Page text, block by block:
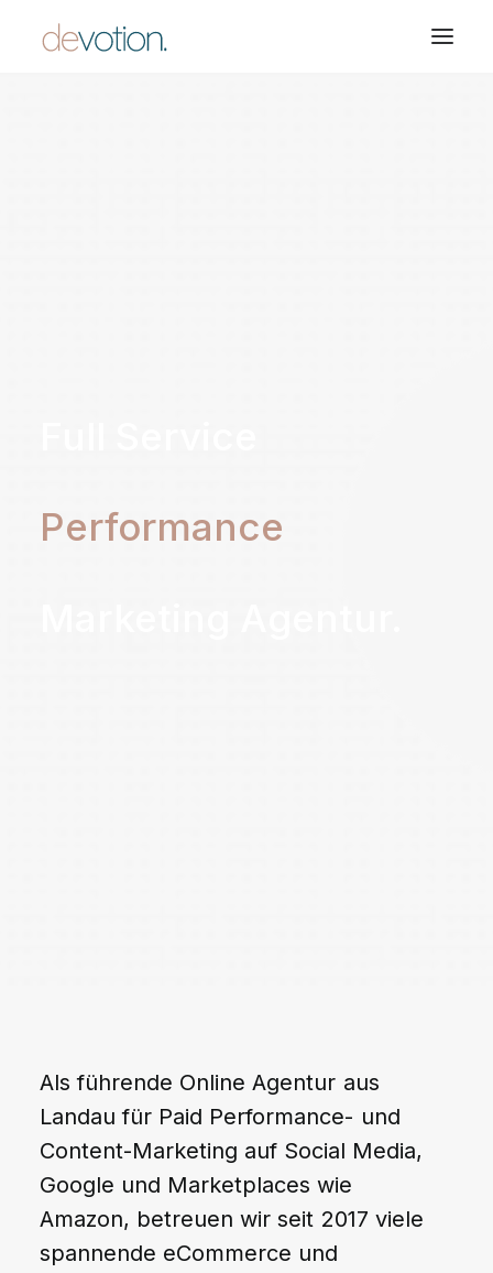
Performance
Als führende Online Agentur aus
Landau für Paid Performance- und
Content-Marketing auf Social Media,
Google und Marketplaces wie
Amazon, betreuen wir seit 2017 viele
spannende eCommerce und